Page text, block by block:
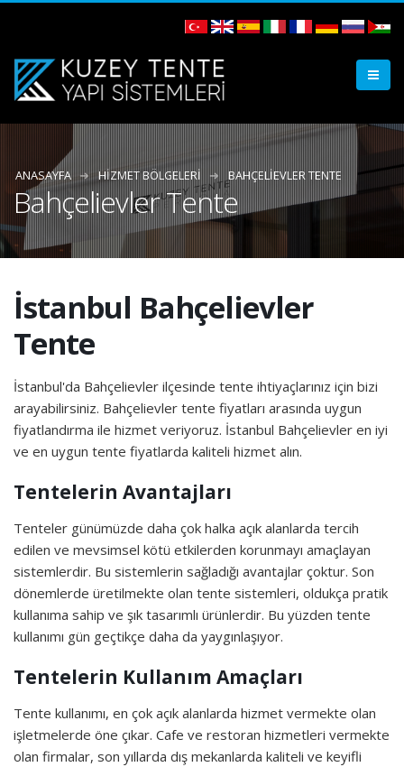
ANASAYFA HIZMET BÖLGELERI BAHÇELIEVLER TENTE
Bahçelievler Tente
İstanbul Bahçelievler
Tente
İstanbul'da Bahçelievler ilçesinde tente ihtiyaçlarınız için bizi
arayabilirsiniz. Bahçelievler tente fiyatları arasında uygun
fiyatlandırma ile hizmet veriyoruz. İstanbul Bahçelievler en iyi
ve en uygun tente fiyatlarda kaliteli hizmet alın.
Tentelerin Avantajları
Tenteler günümüzde daha çok halka açık alanlarda tercih
edilen ve mevsimsel kötü etkilerden korunmayı amaçlayan
sistemlerdir. Bu sistemlerin sağladığı avantajlar çoktur. Son
dönemlerde üretilmekte olan tente sistemleri, oldukça pratik
kullanıma sahip ve şık tasarımlı ürünlerdir. Bu yüzden tente
kullanımı gün geçtikçe daha da yaygınlaşıyor.
Tentelerin Kullanım Amaçları
Tente kullanımı, en çok açık alanlarda hizmet vermekte olan
işletmelerde öne çıkar. Cafe ve restoran hizmetleri vermekte
olan firmalar, son yıllarda dış mekanlarda kaliteli ve keyifli